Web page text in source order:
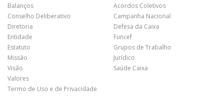
Balanços
Conselho Deliberativo
Diretoria
Entidade
Estatuto
Missão
Visão
Valores
Termo de Uso e de Privacidade
Acordos Coletivos
Campanha Nacional
Defesa da Caixa
Funcef
Grupos de Trabalho
Jurídico
Saúde Caixa